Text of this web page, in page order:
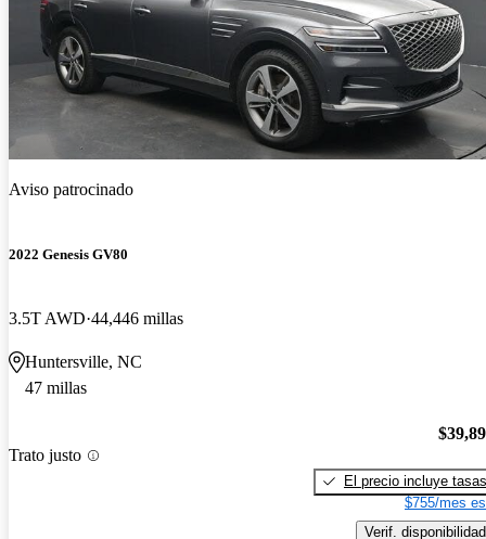
Aviso patrocinado
2022 Genesis GV80
3.5T AWD 44,446 millas
Huntersville, NC
47 millas
Trato justo
El precio incluye tasas
$755/mes
Verif. disponibilidad